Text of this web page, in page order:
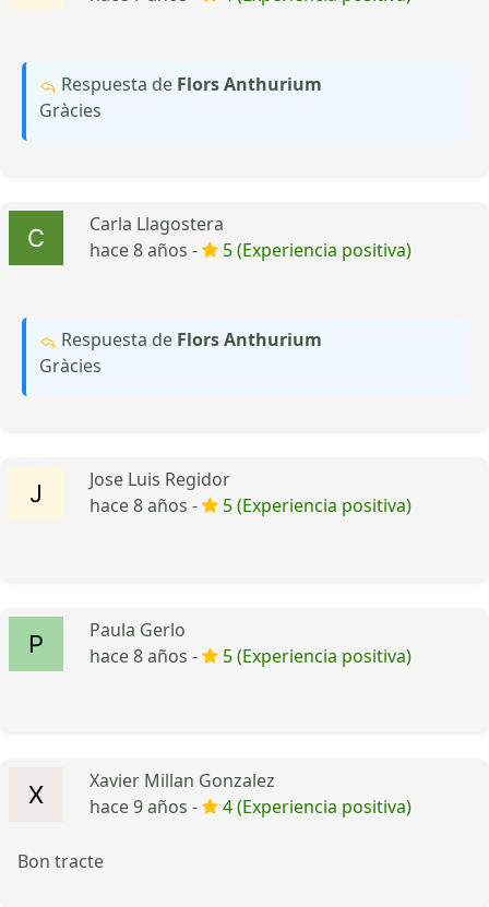
Respuesta de Flors Anthurium
Gràcies
Carla Llagostera
hace 8 años -
5 (Experiencia positiva)
Respuesta de Flors Anthurium
Gràcies
Jose Luis Regidor
hace 8 años -
5 (Experiencia positiva)
Paula Gerlo
hace 8 años -
5 (Experiencia positiva)
Xavier Millan Gonzalez
hace 9 años -
4 (Experiencia positiva)
Bon tracte